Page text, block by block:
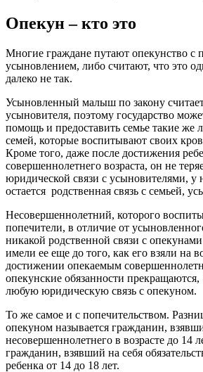
Опекун – кто это
Многие граждане путают опекунство с
усыновлением, либо считают, что это
далеко не так.
Усыновленный малыш по закону
усыновителя, поэтому государство
помощь и предоставить семье такие же
семей, которые воспитывают своих
Кроме того, даже после достижения
совершеннолетнего возраста, он не
юридической связи с усыновителями, у
остается родственная связь с семьей,
Несовершеннолетний, которого
попечители, в отличие от
никакой родственной связи с
имели ее еще до того, как его взяли на
достижении опекаемым
опекунские обязанности прекращаются,
любую юридическую связь с опекуном.
То же самое и с попечительством.
опекуном называется гражданин,
несовершеннолетнего в возрасте до 14
гражданин, взявший на себя
ребенка от 14 до 18 лет.